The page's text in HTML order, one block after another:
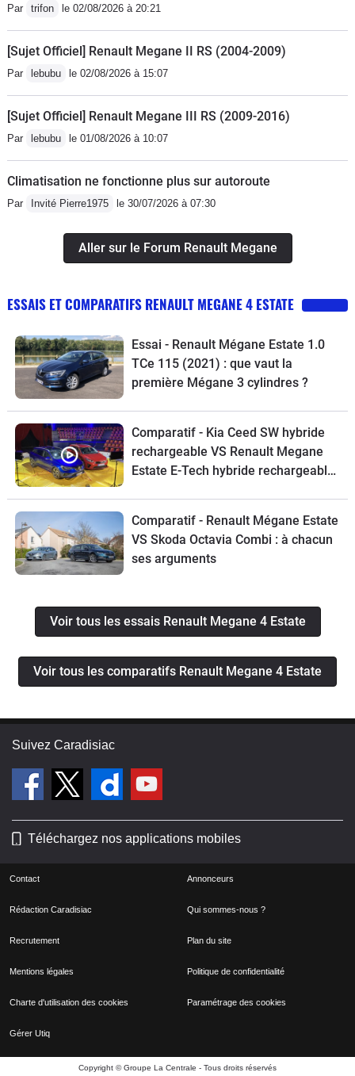
plastiques durs et d'aspect moins beau en partie basse
de la planche de bord, relativement spacieux. Les
sièges sont confortables. Le coffre est bien fini mais
pas le plus spacieux de sa catégorie. Seule chose
vraiment rédhibitoire, cette tablette tactile (la verticale)
qui, certes, présente bien mais aux menus très (trop)
complets, donc fastidieux, et surtout par laquelle
passent tous les réglages usuelles dont la
climatisation. Peu pratique et dangereux! Renault a
résolu le problème sur la phase 2 en réinstallant de
carrosserie est correcte mais quelques ajustement sont
imparfaits. Il faudra voir la durée dans le temps. La
cette Renault Mégane (break) est une bonne routière,
et fiable. Je la recommanderais, mais idéalement en
phase 2 (qui corrige apparemment certains défauts de
conception).
Par trifon le 02/08/2026 à 20:21
[Sujet Officiel] Renault Megane II RS (2004-2009)
Par lebubu le 02/08/2026 à 15:07
[Sujet Officiel] Renault Megane III RS (2009-2016)
Par lebubu le 01/08/2026 à 10:07
Climatisation ne fonctionne plus sur autoroute
Par Invité Pierre1975 le 30/07/2026 à 07:30
Aller sur le Forum Renault Megane
ESSAIS ET COMPARATIFS RENAULT MEGANE 4 ESTATE
Essai - Renault Mégane Estate 1.0
TCe 115 (2021) : que vaut la
première Mégane 3 cylindres ?
Comparatif - Kia Ceed SW hybride
rechargeable VS Renault Megane
Estate E-Tech hybride rechargeable
Comparatif - Renault Mégane Estate
VS Skoda Octavia Combi : à chacun
ses arguments
Voir tous les essais Renault Megane 4 Estate
Voir tous les comparatifs Renault Megane 4 Estate
Suivez Caradisiac
Téléchargez nos applications mobiles
Contact Annonceurs
Rédaction Caradisiac Qui sommes-nous ?
Recrutement Plan du site
Mentions légales Politique de confidentialité
Charte d'utilisation des cookies Paramétrage des cookies
Gérer Utiq
Copyright © Groupe La Centrale - Tous droits réservés